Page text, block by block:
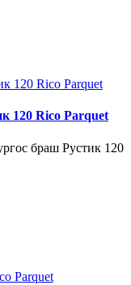
120 Rico Parquet
браш Рустик 120